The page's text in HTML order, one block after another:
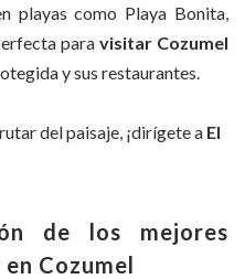
playas como Playa Bonita,
para visitar Cozumel
y sus restaurantes.
del paisaje, ¡dirígete a El
de los mejores
Cozumel